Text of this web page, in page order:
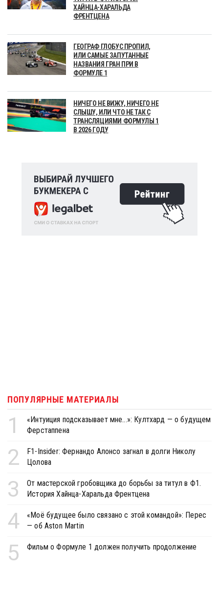
ХАЙНЦА-ХАРАЛЬДА
ФРЕНТЦЕНА
ГЕОГРАФ ГЛОБУС ПРОПИЛ,
ИЛИ САМЫЕ ЗАПУТАННЫЕ
НАЗВАНИЯ ГРАН ПРИ В
ФОРМУЛЕ 1
НИЧЕГО НЕ ВИЖУ, НИЧЕГО НЕ
СЛЫШУ, ИЛИ ЧТО НЕ ТАК С
ТРАНСЛЯЦИЯМИ ФОРМУЛЫ 1
В 2026 ГОДУ
ПОПУЛЯРНЫЕ МАТЕРИАЛЫ
1
«Интуиция подсказывает мне...»: Култхард — о будущем
Ферстаппена
2
F1-Insider: Фернандо Алонсо загнал в долги Николу
Цолова
3
От мастерской гробовщика до борьбы за титул в Ф1.
История Хайнца-Харальда Френтцена
4
«Моё будущее было связано с этой командой»: Перес
— об Aston Martin
5 Фильм о Формуле 1 должен получить продолжение